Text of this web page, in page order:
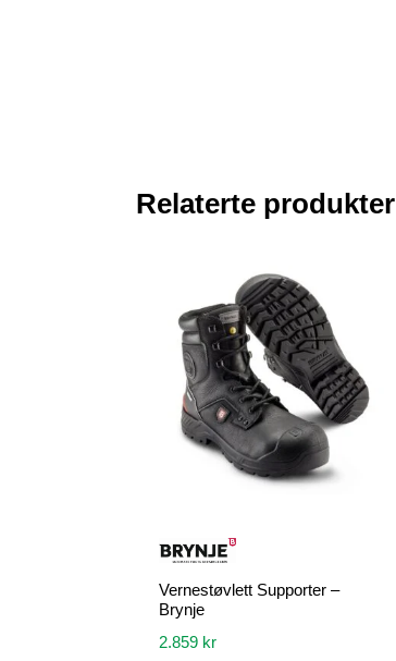
Relaterte produkter
Vernestøvlett Supporter –
Brynje
2.859 kr